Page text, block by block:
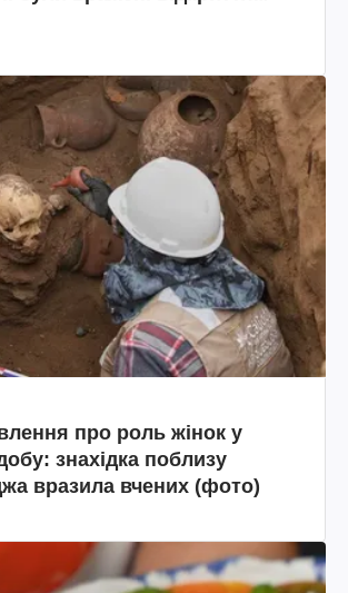
про роль жінок у
знахідка поблизу
вразила вчених (фото)